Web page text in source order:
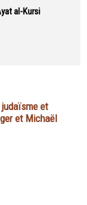
al-Kursi
et
et Michaël